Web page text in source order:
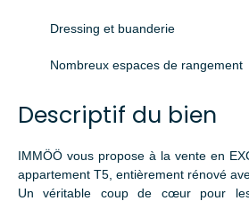
Dressing et buanderie
Nombreux espaces de rangement
Descriptif du bien
IMMÖÖ vous propose à la vente en
appartement T5, entièrement rénové
Un véritable coup de cœur pour